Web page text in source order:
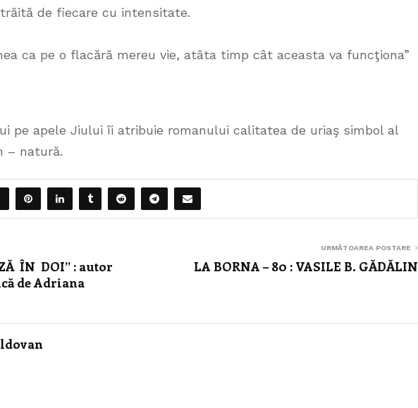
de fiecare cu intensitate.
ca pe o flacără mereu vie, atâta timp cât aceasta va funcţiona”
pe apele Jiului îi atribuie romanului calitatea de uriaş simbol al
– natură.
ÎN DOI” : autor
de Adriana
URMĂTOAREA POSTARE
LA BORNA – 80 : VASILE B. GĂDĂLIN